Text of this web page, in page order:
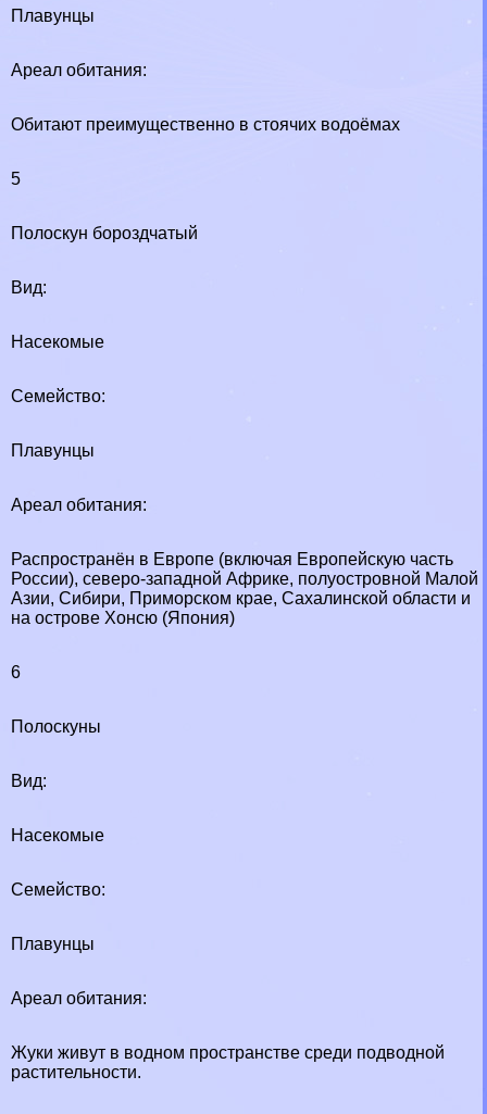
Плавунцы
Ареал обитания:
Обитают преимущественно в стоячих водоёмах
5
Полоскун бороздчатый
Вид:
Насекомые
Семейство:
Плавунцы
Ареал обитания:
Распространён в Европе (включая Европейскую часть
России), северо-западной Африке, полуостровной Малой
Азии, Сибири, Приморском крае, Сахалинской области и
на острове Хонсю (Япония)
6
Полоскуны
Вид:
Насекомые
Семейство:
Плавунцы
Ареал обитания:
Жуки живут в водном прострaнcтве среди подводной
растительности.